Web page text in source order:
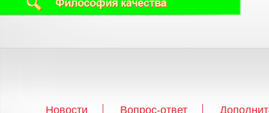
Новости Вопрос-ответ